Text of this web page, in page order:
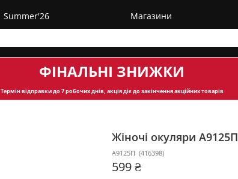
Summer'26 Магазини
ФІНАЛЬНІ ЗНИЖКИ
Термін відправкидо 7 робочих днів, акція діє до закінчення акційних товарів
Жіночі окуляри А9125П
А9125П (416398)
599 ₴